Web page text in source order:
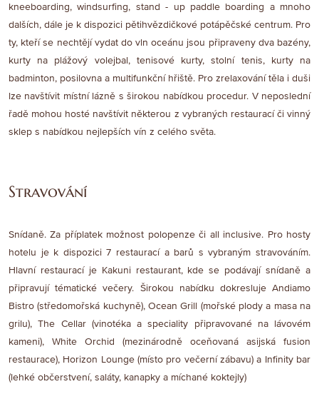
kneeboarding, windsurfing, stand - up paddle boarding a mnoho
dalších, dále je k dispozici pětihvězdičkové potápěčské centrum. Pro
ty, kteří se nechtějí vydat do vln oceánu jsou připraveny dva bazény,
kurty na plážový volejbal, tenisové kurty, stolní tenis, kurty na
badminton, posilovna a multifunkční hřiště. Pro zrelaxování těla i duši
lze navštívit místní lázně s širokou nabídkou procedur. V neposlední
řadě mohou hosté navštívit některou z vybraných restaurací či vinný
sklep s nabídkou nejlepších vín z celého světa.
Stravování
Snídaně. Za příplatek možnost polopenze či all inclusive. Pro hosty
hotelu je k dispozici 7 restaurací a barů s vybraným stravováním.
Hlavní restaurací je Kakuni restaurant, kde se podávají snídaně a
připravují tématické večery. Širokou nabídku dokresluje Andiamo
Bistro (středomořská kuchyně), Ocean Grill (mořské plody a masa na
grilu), The Cellar (vinotéka a speciality připravované na lávovém
kameni), White Orchid (mezinárodně oceňovaná asijská fusion
restaurace), Horizon Lounge (místo pro večerní zábavu) a Infinity bar
(lehké občerstvení, saláty, kanapky a míchané koktejly)